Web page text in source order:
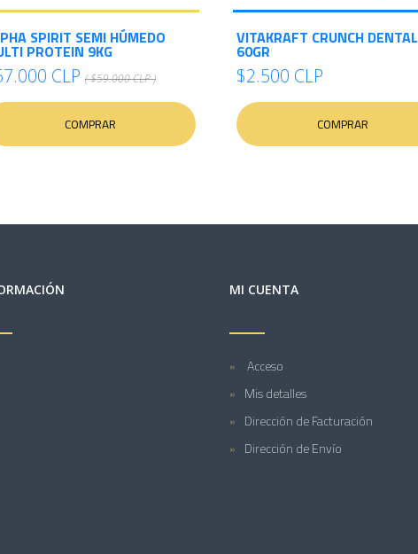
SPIRIT SEMI HÚMEDO
PROTEIN 9KG
CLP ( $59.000 CLP )
COMPRAR
VITAKRAFT CRUNCH DENTAL
60GR
$2.500 CLP
COMPRAR
MI CUENTA
Acceso
Mis detalles
Dirección de Facturación
Dirección de Envío